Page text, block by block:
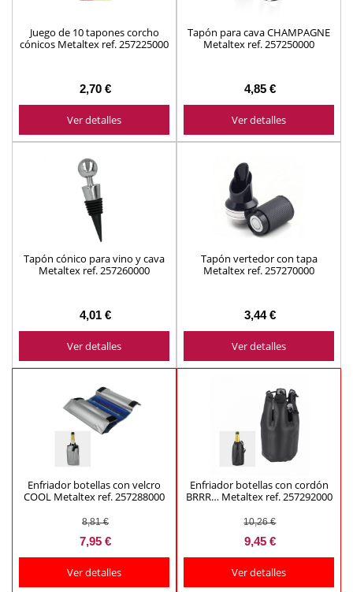
Juego de 10 tapones corcho
cónicos Metaltex ref. 257225000
2,70 €
Ver detalles
Tapón para cava CHAMPAGNE
Metaltex ref. 257250000
4,85 €
Ver detalles
Tapón cónico para vino y cava
Metaltex ref. 257260000
4,01 €
Ver detalles
Tapón vertedor con tapa
Metaltex ref. 257270000
3,44 €
Ver detalles
Enfriador botellas con velcro
COOL Metaltex ref. 257288000
8,81 €
7,95 €
Ver detalles
Enfriador botellas con cordón
BRRR… Metaltex ref. 257292000
10,26 €
9,45 €
Ver detalles